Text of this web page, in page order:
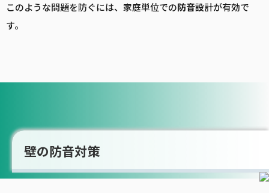
このような問題を防ぐには、家庭単位での防音設計が有効で
す。
壁の防音対策